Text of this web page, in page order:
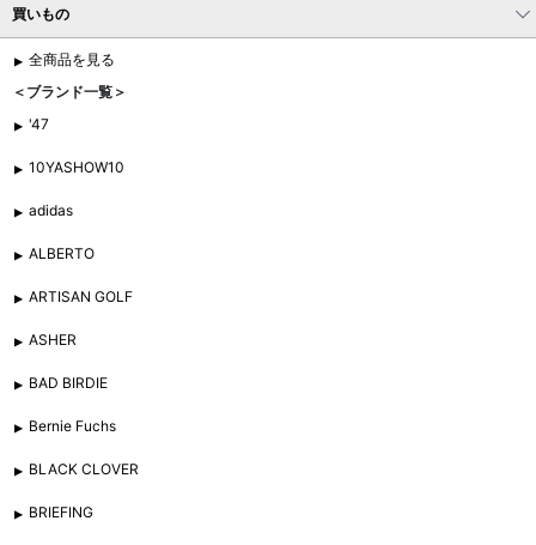
買いもの
全商品を見る
＜ブランド一覧＞
'47
10YASHOW10
adidas
ALBERTO
ARTISAN GOLF
ASHER
BAD BIRDIE
Bernie Fuchs
BLACK CLOVER
BRIEFING